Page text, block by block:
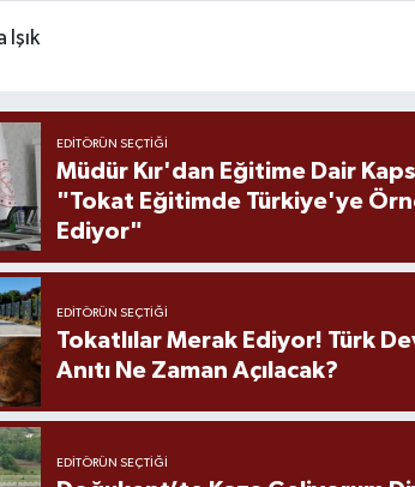
Işık
EDITÖRÜN SEÇTIĞI
Müdür Kır'dan Eğitime Dair
"Tokat Eğitimde Türkiye'ye
Ediyor"
EDITÖRÜN SEÇTIĞI
Tokatlılar Merak Ediyor! Türk
Anıtı Ne Zaman Açılacak?
EDITÖRÜN SEÇTIĞI